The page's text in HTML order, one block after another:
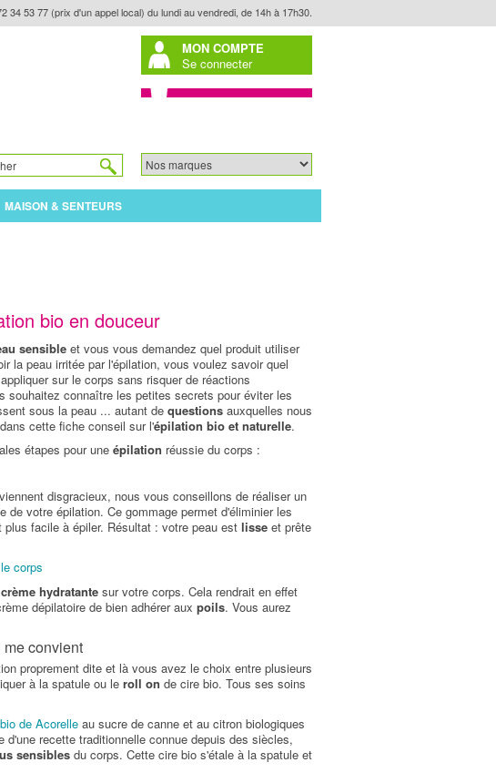
34 53 77 (prix d'un appel local) du lundi au vendredi, de 14h à 17h30.
MON COMPTE
Se connecter
MAISON & SENTEURS
bio en douceur
sensibleet vous vous demandez quel produit utiliser
la peau irritée par l'épilation, vous voulez savoir quel
sur le corps sans risquer de réactions
souhaitez connaître les petites secrets pour éviter les
sous la peau ... autant de questionsauxquelles nous
cette fiche conseil sur l'épilation bio et naturelle.
étapes pour une épilation réussie du corps :
disgracieux, nous vous conseillons de réaliser un
de votre épilation. Ce gommage permet d'éliminier les
facile à épiler. Résultat : votre peau est lisseet prête
corps
hydratantesur votre corps. Cela rendrait en effet
dépilatoire de bien adhérer aux poils. Vous aurez
convient
proprement dite et là vous avez le choix entre plusieurs
à la spatule ou le roll on de cire bio. Tous ses soins
de Acorelleau sucre de canne et au citron biologiques
recette traditionnelle connue depuis des siècles,
sensiblesdu corps. Cette cire bio s'étale à la spatule et